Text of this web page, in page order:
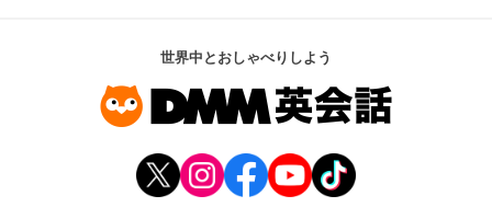
世界中とおしゃべりしよう